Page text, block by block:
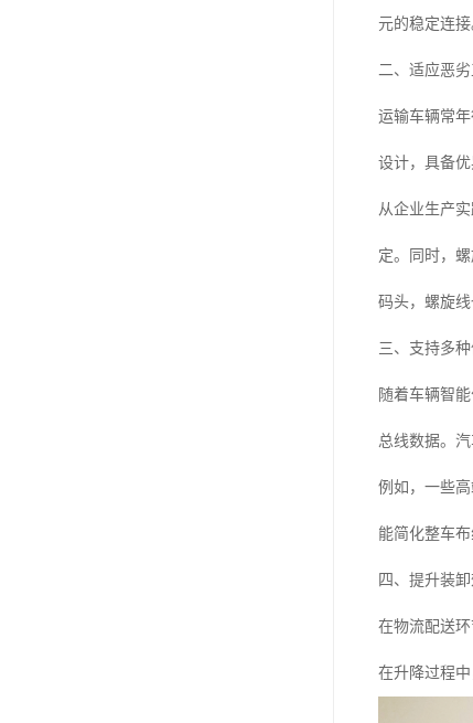
元的稳定连
二、适应恶
运输车辆常
设计，具备优
从企业生产
定。同时，
码头，螺旋线
三、支持多
随着车辆智
总线数据。
例如，一些
能简化整车
四、提升装
在物流配送
在升降过程